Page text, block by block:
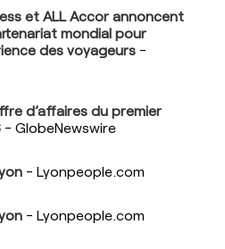
et ALL Accor annoncent
mondial pour
des voyageurs -
d’affaires du premier
- GlobeNewswire
- Lyonpeople.com
- Lyonpeople.com